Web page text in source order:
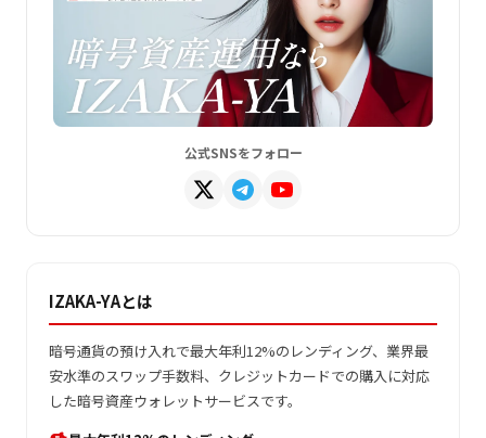
公式SNSをフォロー
IZAKA-YAとは
暗号通貨の預け入れで最大年利12%のレンディング、業界最
安水準のスワップ手数料、クレジットカードでの購入に対応
した暗号資産ウォレットサービスです。